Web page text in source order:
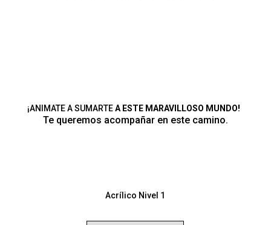
¡ANIMATE A SUMARTE A ESTE MARAVILLOSO MUNDO!
Te queremos acompañar en este camino.
Acrílico Nivel 1